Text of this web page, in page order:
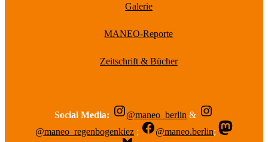
Galerie
MANEO-Reporte
Zeitschrift & Bücher
Social Media: @maneo_berlin &
@maneo_regenbogenkiez ; @maneo.berlin;